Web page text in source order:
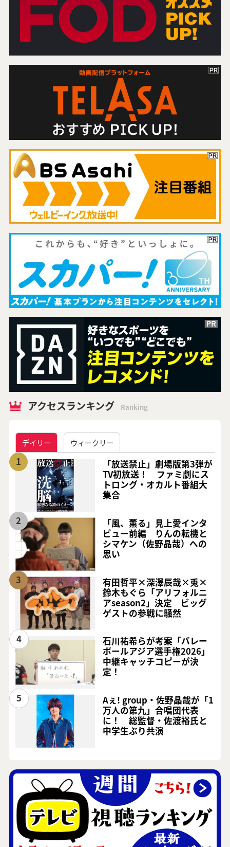
アクセスランキング Ranking
デイリー ウィークリー
1
「放送禁止」劇場版第3弾が
TV初放送！ ファミ劇にス
トロング・オカルト番組大
集合
2
「風、薫る」見上愛インタ
ビュー前編 りんの転機と
シマケン（佐野晶哉）への
思い
3
有田哲平×深澤辰哉×兎×
鈴木もぐら「アリフォルニ
アseason2」決定 ビッグ
ゲストの参戦に騒然
4
石川祐希らが考案「バレー
ボールアジア選手権2026」
中継キャッチコピーが決
定！
5
Aぇ! group・佐野晶哉が「1
万人の第九」合唱団代表
に！ 総監督・佐渡裕氏と
中学生ぶり共演